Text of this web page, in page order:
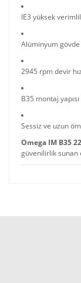
IE3 yüksek
Alüminyum
2945 rpm devir
B35 montaj
Sessiz ve uzun
Omega IM B35
güvenilirlik